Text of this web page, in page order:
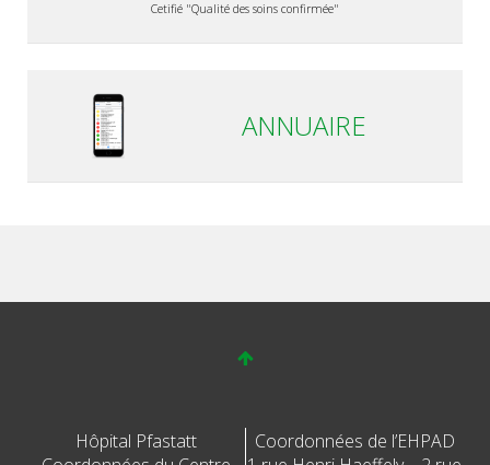
Cetifié "Qualité des soins confirmée"
ANNUAIRE
Hôpital Pfastatt
Coordonnées de l’EHPAD